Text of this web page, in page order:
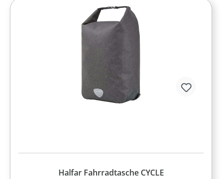
Halfar Fahrradtasche CYCLE